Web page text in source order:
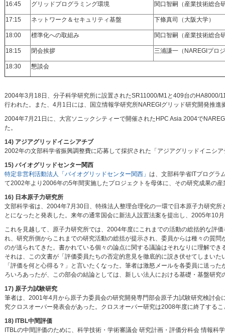
16:45 グリッドプログラミング環境 関口智嗣（産業技術総合
17:15 ネットワーク＆セキュリティ基盤 下條真司（大阪大学）
18:00 標準化への取組み 関口智嗣（産業技術総合
18:15 閉会挨拶 三浦謙一（NAREGIプロ
18:30 懇談会
2004年3月18日、分子科学研究所に設置されたSR11000/M1と409台のHA8000/
行われた。また、4月1日には、国立情報学研究所NAREGIグリッド研究開発推
2004年7月21日に、大宮ソニックシティーで開催されたHPC Asia 2004で
た。
14) アジアグリッドイニシアチブ
2002年の文部科学省振興調整費に応募して採択された「アジアグリッドイニシ
15) バイオグリッドセンター関西
特定非営利活動法人「バイオグリッドセンター関西」 は、文部科学省ITプログラ
て2002年より2006年の5年間実施したプロジェクトを母体に、その研究成果の
16) 日本原子力研究所
文部科学省は、2004年7月30日、特殊法人整理合理化の一環で日本原子力研究
とになったと発表した。来年の通常国会に新法人設置法案を提出し、2005年10
これを見越して、原子力研究所では、2004年度にこれまでの活動の総括的な評
れ、研究所側からこれまでの研究活動の総括が提示され、委員からは種々の質
のが送られてきた。書かれている個々の論点に関する議論はそれなりに理解で
それは、この文書が「評価委員たちの否定的意見を徹底的に説き伏せてしまい
「評価を何と心得る？」と言いたくなった。筆者は激怒メールを各委員に送っ
ろいろあったが、この部会の結論としては、新しい法人における基礎・基盤研
17) 原子力試験研究
筆者は、2001年4月から原子力委員会の研究開発専門部会原子力試験研究検討
究クロスオーバー発表会があった。クロスオーバー研究は2008年度に終了する
18) ITBL中間評価
ITBLの中間評価のために、科学技術・学術審議会 研究計画・評価分科会 情報